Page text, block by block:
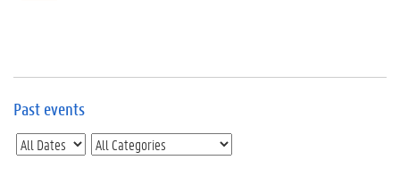
t
E
Past events